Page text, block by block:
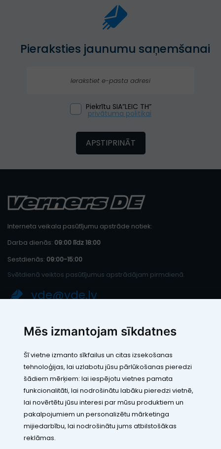
Mēs izmantojam sīkdatnes
Šī vietne izmanto sīkfailus un citas izsekošanas
tehnoloģijas, lai uzlabotu jūsu pārlūkošanas pieredzi
šādiem mērķiem: lai iespējotu vietnes pamata
funkcionalitāti, lai nodrošinātu labāku pieredzi vietnē,
lai novērtētu jūsu interesi par mūsu produktiem un
pakalpojumiem un personalizētu mārketinga
mijiedarbību, lai nodrošinātu jums atbilstošākas
reklāmas.
Pieraksties jaunumu saņemšanai
Piekrītu SIA”LEIC TH”
privātuma politikai
APSTIPRINĀT
Interneta veikala pasūtījumu apstrāde notiek:
Darba dienās: 09:00 līdz 18:00
Sestdienās: 09:00-15:00
Svētdienā veiktos pasūtījumus apstrādājam pirmdienā.
vde@vde.lv
SIA "LEIC TH"
Reģ. Nr.: 40103394280
Juridiskā adrese: Rāmuļu iela 33, Rīga, LV-1005
Banka: Paysera LT, UAB
SWIFT: EVIULT21
Konts: LT123500010005426773
Kontakti